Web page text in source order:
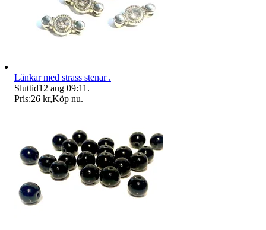
Länkar med strass stenar .
Sluttid12 aug 09:11 .
Pris:26 kr,Köp nu.